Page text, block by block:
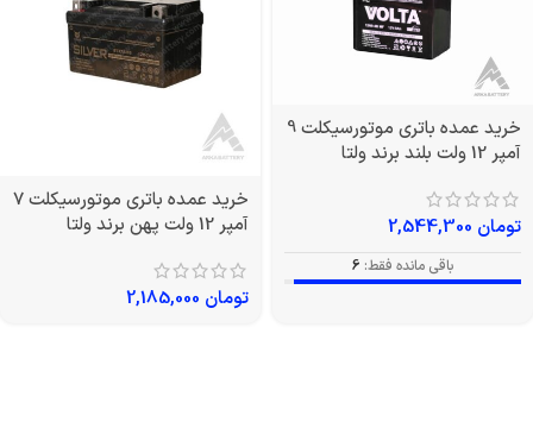
خرید عمده باتری موتورسیکلت 9
آمپر 12 ولت بلند برند ولتا
تومان
باقی مانده فقط: 6
خرید عمده باتری موتورسیکلت 7
آمپر 12 ولت پهن برند ولتا
تومان